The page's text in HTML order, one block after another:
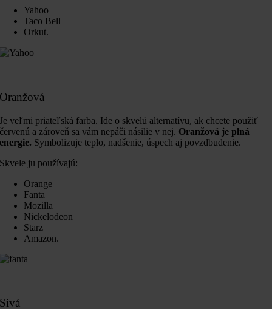
Yahoo
Taco Bell
Orkut.
Oranžová
Je veľmi priateľská farba. Ide o skvelú alternatívu, ak chcete použiť
červenú a zároveň sa vám nepáči násilie v nej. Oranžová je plná
energie. Symbolizuje teplo, nadšenie, úspech aj povzdbudenie.
Skvele ju používajú:
Orange
Fanta
Mozilla
Nickelodeon
Starz
Amazon.
Sivá